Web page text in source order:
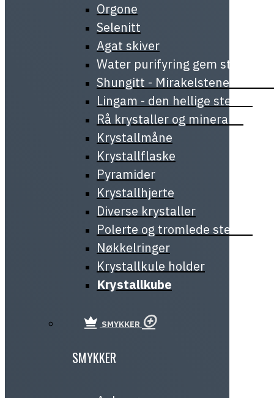
Orgone
Selenitt
Agat skiver
Water purifyring gem stick
Shungitt - Mirakelstenen fra
Lingam - den hellige stenen
Rå krystaller og mineraler
Krystallmåne
Krystallflaske
Pyramider
Krystallhjerte
Diverse krystaller
Polerte og tromlede steiner
Nøkkelringer
Krystallkule holder
Krystallkube
SMYKKER
SMYKKER